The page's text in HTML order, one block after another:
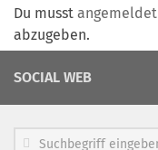
ÜBER
Wer wir sind
Marketing Pioniere
Du musst angemeldet
abzugeben.
SOCIAL WEB